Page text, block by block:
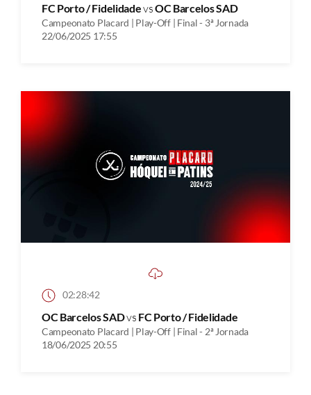
FC Porto / FidelidadevsOC Barcelos SAD
Campeonato Placard | Play-Off | Final - 3ª Jornada
22/06/2025 17:55
02:28:42
OC Barcelos SADvs FC Porto / Fidelidade
Campeonato Placard | Play-Off | Final - 2ª Jornada
18/06/2025 20:55